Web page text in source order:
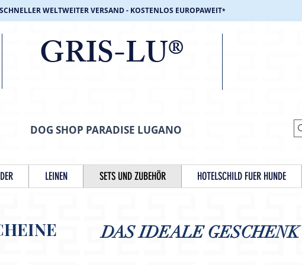
SCHNELLER WELTWEITER VERSAND - KOSTENLOS EUROPAWEIT*
GRIS-LU®
DOG SHOP PARADISE LUGANO
LEINEN SETS UND ZUBEHÖR HOTELSCHILD FUER HUNDE
DAS IDEALE GESCHENK